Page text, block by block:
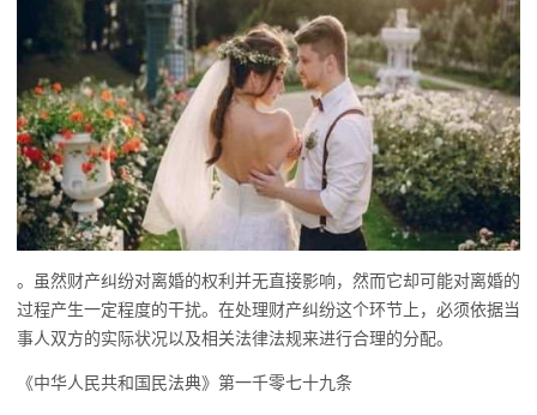
。虽然财产纠纷对离婚的权利并无直接影响，然而它却可能对离婚的
过程产生一定程度的干扰。在处理财产纠纷这个环节上，必须依据当
事人双方的实际状况以及相关法律法规来进行合理的分配。
《中华人民共和国民法典》第一千零七十九条